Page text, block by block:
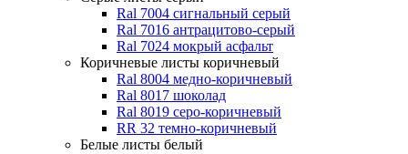
Ral 7004 сигнальный серый
Ral 7016 антрацитово-серый
Ral 7024 мокрый асфальт
Коричневые листы коричневый
Ral 8004 медно-коричневый
Ral 8017 шоколад
Ral 8019 серо-коричневый
RR 32 темно-коричневый
Белые листы белый